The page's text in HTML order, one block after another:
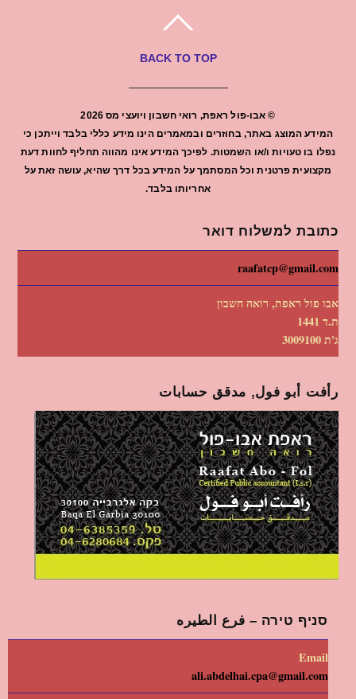
BACK TO TOP
© אבו-פול ראפת, רואי חשבון ויועצי מס2026
המידע המוצג באתר, בחוזרים ובמאמרים הינו מידע כללי בלבד וייתכן כי
נפלו בו טעויות ו/או השמטות. לפיכך המידע אינו מהווה תחליף לחוות דעת
מקצועית פרטנית וכל המסתמך על המידע בכל דרך שהיא, עושה זאת על
אחריותו בלבד.
כתובת למשלוח דואר
raafatcp@gmail.com
אבו פול ראפת, רואה חשבון
ת.ד 1441
ג'ת 3009100
رأفت أبو فول, مدقق حسابات
סניף טירה – فرع الطيره
Email
ali.abdelhai.cpa@gmail.com